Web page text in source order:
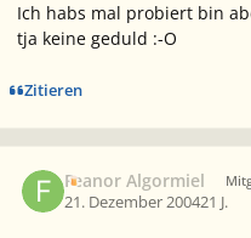
Ich habs mal probiert bin
tja keine geduld :-O
Zitieren
Feanor Algormiel
21. Dezember 200421 J.